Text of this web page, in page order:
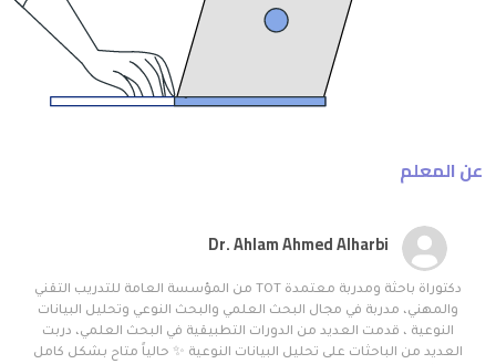
عن المعلم
Dr. Ahlam Ahmed Alharbi
دكتوراة باحثة ومدربة معتمدة TOT من المؤسسة العامة للتدريب التقني
والمهني، مدربة في مجال البحث العلمي والبحث النوعي وتحليل البيانات
النوعية ، قدمت العديد من الدورات التطبيقية في البحث العلمي، دربت
العديد من الباحثات على تحليل البيانات النوعية ✨ حالياً متاح بشكل كامل